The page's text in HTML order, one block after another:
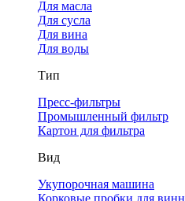
Для масла
Для сусла
Для вина
Для воды
Тип
Пресс-фильтры
Промышленный фильтр
Картон для фильтра
Вид
Укупорочная машина
Корковые пробки для